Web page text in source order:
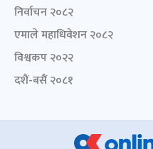
निर्वाचन २०८२
एमाले महाधिवेशन २०८२
विश्वकप २०२२
दशैं-बसैं २०८१